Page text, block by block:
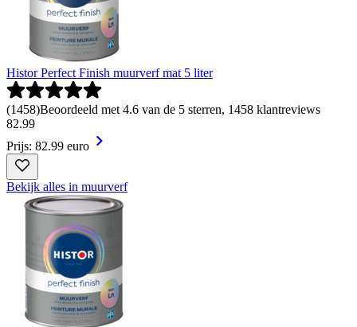
Histor Perfect Finish muurverf mat 5 liter
(1458)Beoordeeld met 4.6 van de 5 sterren, 1458 klantreviews
82.99
Prijs: 82.99 euro
Bekijk alles in muurverf